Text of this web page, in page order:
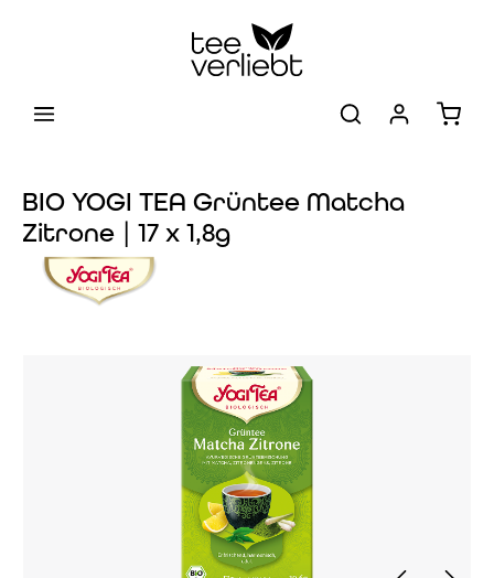
BIO YOGI TEA Grüntee Matcha
Zitrone | 17 x 1,8g
Bildergalerie überspringen